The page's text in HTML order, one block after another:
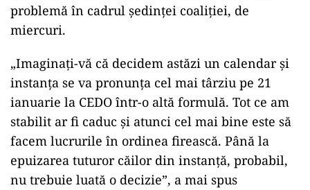
problemă în cadrul ședinței coaliției, de
miercuri.
„Imaginaţi-vă că decidem astăzi un calendar şi
instanţa se va pronunţa cel mai târziu pe 21
ianuarie la CEDO într-o altă formulă. Tot ce am
stabilit ar fi caduc şi atunci cel mai bine este să
facem lucrurile în ordinea firească. Până la
epuizarea tuturor căilor din instanţă, probabil,
nu trebuie luată o decizie”, a mai spus